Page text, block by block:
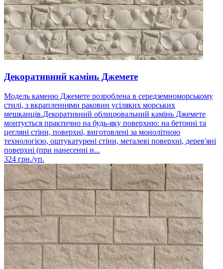
Декоративний камінь Джемете
Модель каменю Джемете розроблена в середземноморському
стилі, з вкрапленнями раковин усіляких морських
мешканців.Декоративний облицювальний камінь Джемете
монтується практично на будь-яку поверхню: на бетонні та
цегляні стіни, поверхні, виготовлені за монолітною
технологією, оштукатурені стіни, металеві поверхні, дерев'яні
поверхні (при нанесенні н...
324 грн./уп.